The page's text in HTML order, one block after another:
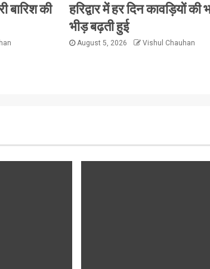
बारिश की
हरिद्वार में हर दिन कावड़ियों की
भीड़ बढ़ती हुई
August 5, 2026 Vishul Chauhan